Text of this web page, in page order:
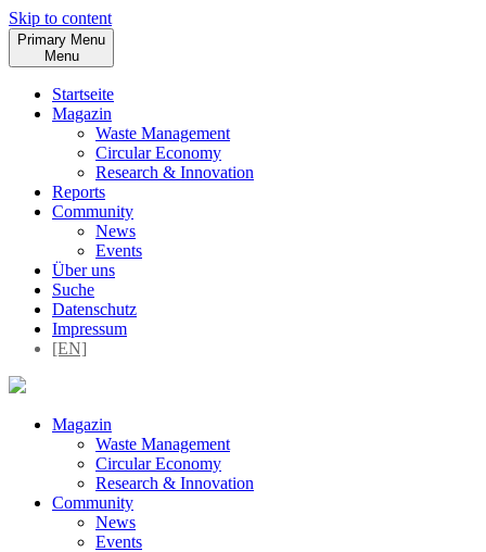
Skip to content
Primary Menu
Menu
Startseite
Magazin
Waste Management
Circular Economy
Research & Innovation
Reports
Community
News
Events
Über uns
Suche
Datenschutz
Impressum
[EN]
Magazin
Waste Management
Circular Economy
Research & Innovation
Community
News
Events